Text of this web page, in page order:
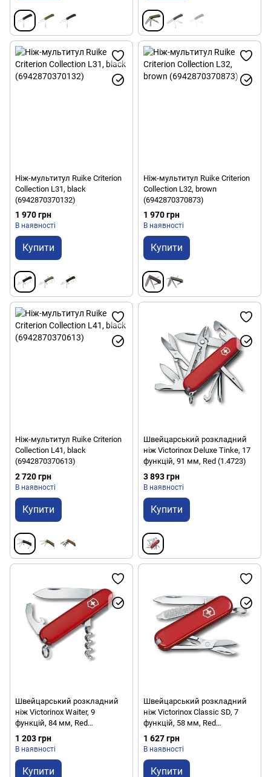
Ніж-мультитул Ruike Criterion
Collection L31, black
(6942870370132)
1 970 грн
В наявності
Купити
Ніж-мультитул Ruike Criterion
Collection L32, brown
(6942870370873)
1 970 грн
В наявності
Купити
Ніж-мультитул Ruike Criterion
Collection L41, black
(6942870370613)
2 720 грн
В наявності
Купити
Швейцарський розкладний
ніж Victorinox Deluxe Tinke, 17
функцій, 91 мм, Red (1.4723)
3 893 грн
В наявності
Купити
Швейцарський розкладний
ніж Victorinox Waiter, 9
функцій, 84 мм, Red
(VKX0.3303)
1 203 грн
В наявності
Купити
Швейцарський розкладний
ніж Victorinox Classic SD, 7
функцій, 58 мм, Red
(VKX0.6223)
1 627 грн
В наявності
Купити